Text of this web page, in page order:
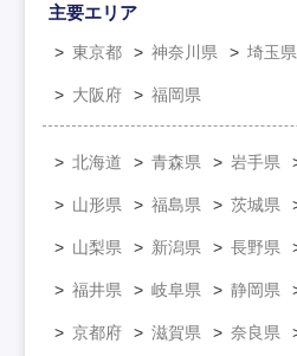
主要エリア
東京都 神奈川県 埼玉県
大阪府 福岡県
北海道 青森県 岩手県
山形県 福島県 茨城県
山梨県 新潟県 長野県
福井県 岐阜県 静岡県
京都府 滋賀県 奈良県